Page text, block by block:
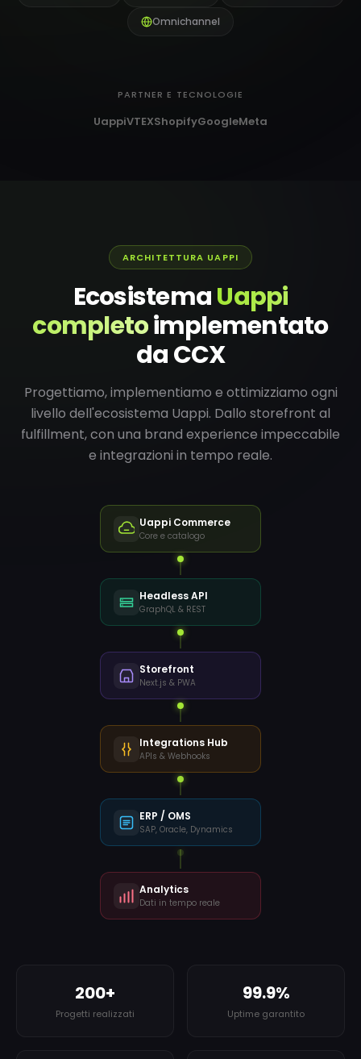
Omnichannel
PARTNER E TECNOLOGIE
UappiVTEXShopifyGoogleMeta
ARCHITETTURA UAPPI
EcosistemaUappi
completoimplementato
da CCX
Progettiamo, implementiamo e ottimizziamo ogni
livello dell'ecosistema Uappi. Dallo storefront al
fulfillment, con una brand experience impeccabile
e integrazioni in tempo reale.
Uappi Commerce
Core e catalogo
Headless API
GraphQL & REST
Storefront
Next.js & PWA
Integrations Hub
APIs & Webhooks
ERP / OMS
SAP, Oracle, Dynamics
Analytics
Dati in tempo reale
200+
Progetti realizzati
99.9%
Uptime garantito